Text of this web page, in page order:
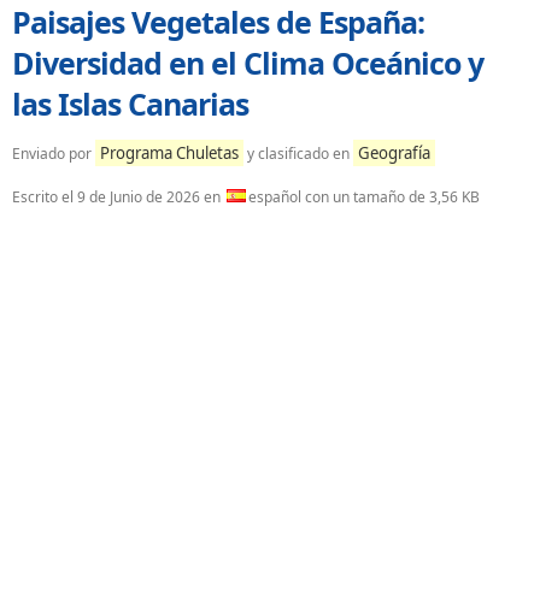
Paisajes Vegetales de España:
Diversidad en el Clima Oceánico y
las Islas Canarias
Enviado por Programa Chuletas y clasificado en Geografía
Escrito el 9 de Junio de 2026en español con un tamaño de 3,56 KB